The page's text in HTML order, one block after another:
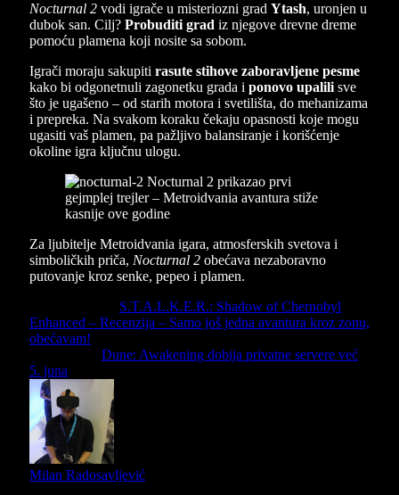
Nocturnal 2 vodi igrače u misteriozni grad Ytash, uronjen u
dubok san. Cilj? Probuditi grad iz njegove drevne dreme
pomoću plamena koji nosite sa sobom.
Igrači moraju sakupiti rasute stihove zaboravljene pesme
kako bi odgonetnuli zagonetku grada i ponovo upalili sve
što je ugašeno – od starih motora i svetilišta, do mehanizama
i prepreka. Na svakom koraku čekaju opasnosti koje mogu
ugasiti vaš plamen, pa pažljivo balansiranje i korišćenje
okoline igra ključnu ulogu.
Za ljubitelje Metroidvania igara, atmosferskih svetova i
simboličkih priča, Nocturnal 2 obećava nezaboravno
putovanje kroz senke, pepeo i plamen.
S.T.A.L.K.E.R.: Shadow of Chernobyl
Enhanced – Recenzija – Samo još jedna avantura kroz zonu,
obećavam!
Dune: Awakening dobija privatne servere već
5. juna
Milan Radosavljević